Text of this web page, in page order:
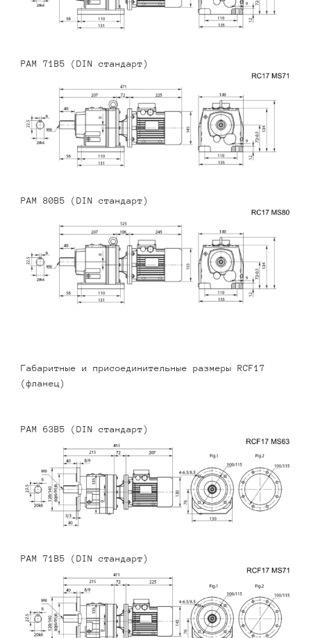
PAM 71B5 (DIN стандарт)
PAM 80B5 (DIN стандарт)
Габаритные и присоединительные размеры RCF17
(фланец)
PAM 63B5 (DIN стандарт)
PAM 71B5 (DIN стандарт)